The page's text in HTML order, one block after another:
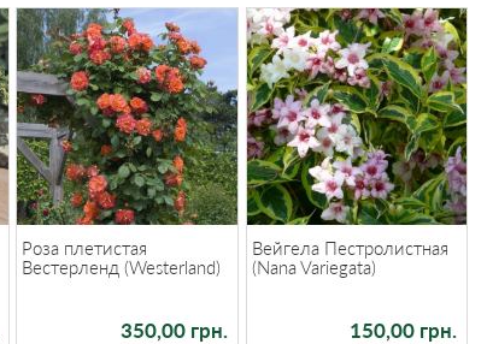
Роза плетистая
Вестерленд (Westerland)
350,00 грн.
Вейгела Пестролистная
(Nana Variegata)
150,00 грн.